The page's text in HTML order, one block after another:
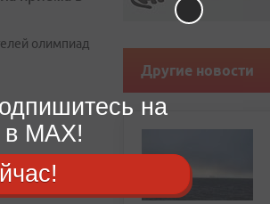
олимпиад
фермера
Другие новости
на
MAX!